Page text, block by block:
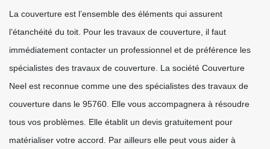
La couverture est l’ensemble des éléments qui assurent
l’étanchéité du toit. Pour les travaux de couverture, il faut
immédiatement contacter un professionnel et de préférence les
spécialistes des travaux de couverture. La société Couverture
Neel est reconnue comme une des spécialistes des travaux de
couverture dans le 95760. Elle vous accompagnera à résoudre
tous vos problèmes. Elle établit un devis gratuitement pour
matérialiser votre accord. Par ailleurs elle peut vous aider à